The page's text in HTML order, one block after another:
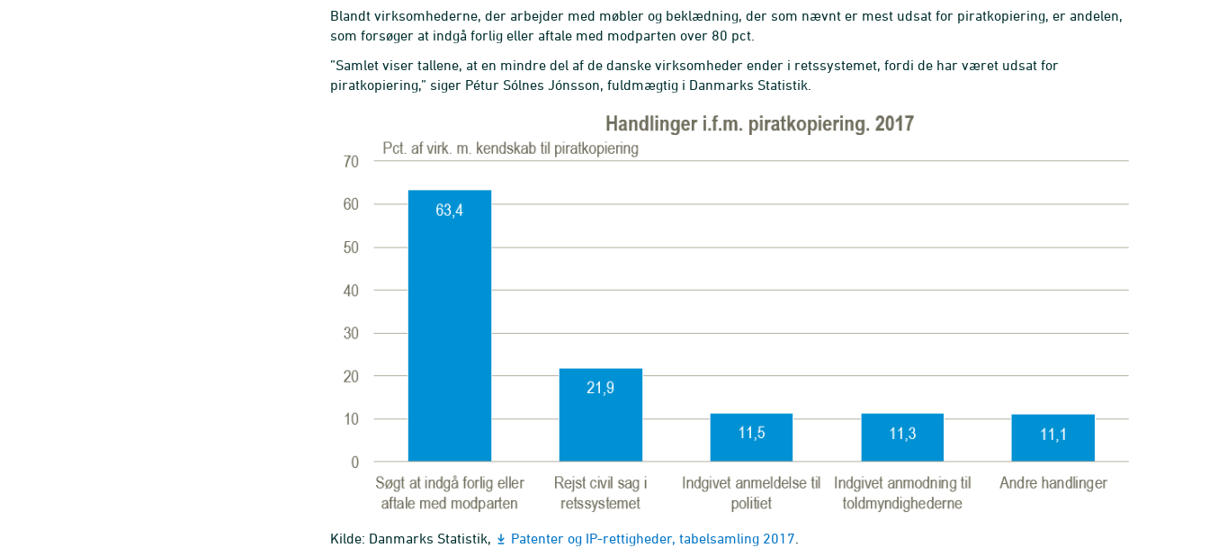
Blandt virksomhederne, der arbejder med møbler og beklædning, der som nævnt er mest udsat for piratkopiering, er andelen,
som forsøger at indgå forlig eller aftale med modparten over 80 pct.
”Samlet viser tallene, at en mindre del af de danske virksomheder ender i retssystemet, fordi de har været udsat for
piratkopiering,” siger Pétur Sólnes Jónsson, fuldmægtig i Danmarks Statistik.
Kilde: Danmarks Statistik, Patenter og IP-rettigheder, tabelsamling 2017